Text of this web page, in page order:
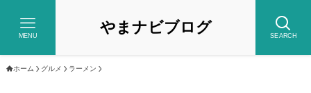
やまナビブログ SEARCH
MENU
ホーム グルメ ラーメン